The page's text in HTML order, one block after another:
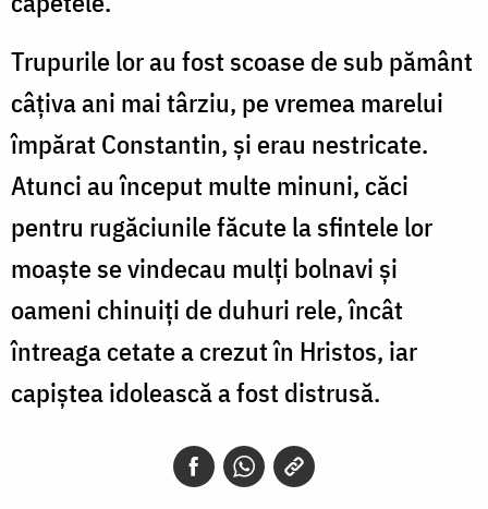
Trupurile lor au fost scoase de sub pământ
câțiva ani mai târziu, pe vremea marelui
împărat Constantin, și erau nestricate.
Atunci au început multe minuni, căci
pentru rugăciunile făcute la sfintele lor
moaște se vindecau mulți bolnavi și
oameni chinuiți de duhuri rele, încât
întreaga cetate a crezut în Hristos, iar
capiștea idolească a fost distrusă.